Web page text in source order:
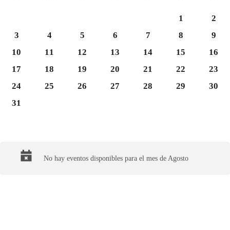
Sábado 1
1
2
Lunes 3
3 Martes 4
4 Miércoles 5
5 Jueves 6
6 Viernes 7
7 Sábado 8
8
9
Lunes 10
10 Martes 11
11 Miércoles 12
12 Jueves 13
13 Viernes 14
14 Sábado 15
15
16
Lunes 17
17 Martes 18
18 Miércoles 19
19 Jueves 20
20 Viernes 21
21 Sábado 22
22
23
Lunes 24
24 Martes 25
25 Miércoles 26
26 Jueves 27
27 Viernes 28
28 Sábado 29
29
30
Lunes 31
31
No hay eventos disponibles para el mes de Agosto